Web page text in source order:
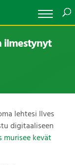
ilmestynyt
lehtesi Ilves
digitaaliseen
murisee kevät